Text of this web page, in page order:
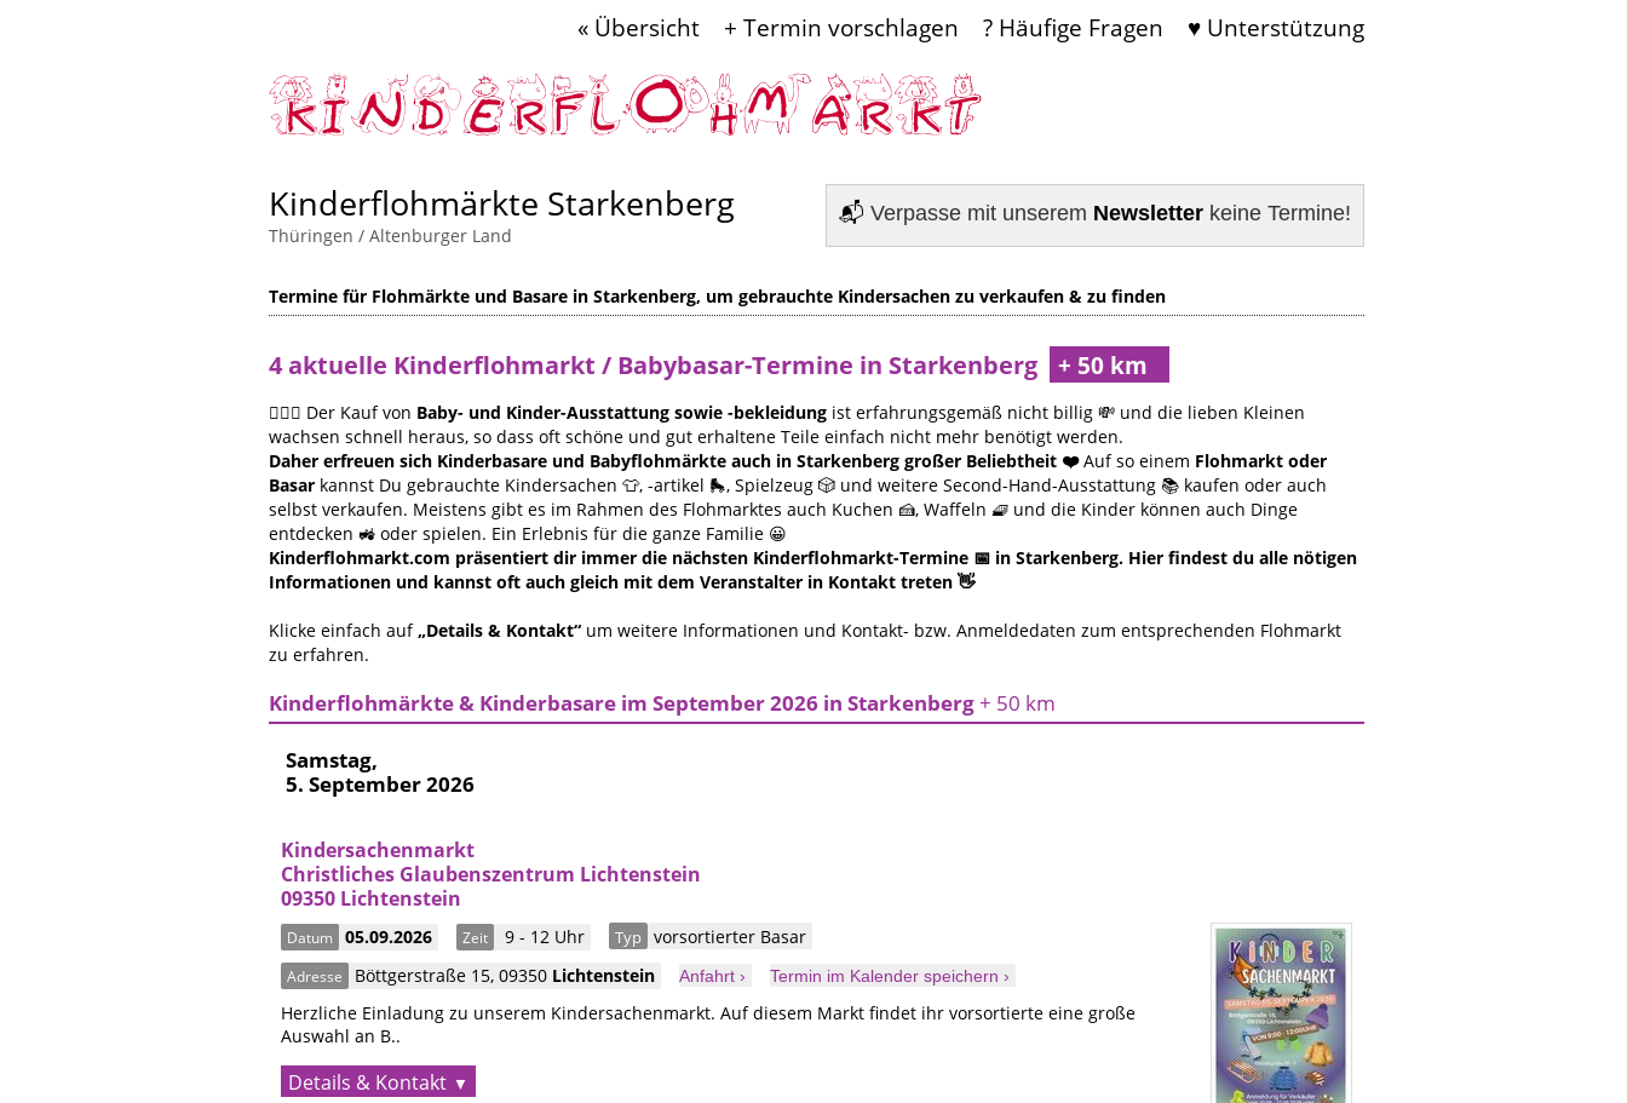
« Übersicht + Termin vorschlagen ? Häufige Fragen ♥ Unterstützung
📬 Verpasse mit unserem Newsletter keine Termine!
Kinderflohmärkte Starkenberg
Thüringen / Altenburger Land
Termine für Flohmärkte und Basare in Starkenberg, um gebrauchte Kindersachen zu verkaufen & zu finden
4 aktuelle Kinderflohmarkt / Babybasar-Termine in Starkenberg
🙋🏻‍♀️ Der Kauf von Baby- und Kinder-Ausstattung sowie -bekleidung ist erfahrungsgemäß nicht billig 💸 und die lieben Kleinen
wachsen schnell heraus, so dass oft schöne und gut erhaltene Teile einfach nicht mehr benötigt werden.
Daher erfreuen sich Kinderbasare und Babyflohmärkte auch in Starkenberg großer Beliebtheit ❤️Auf so einem Flohmarkt oder
Basar kannst Du gebrauchte Kindersachen 👕, -artikel 🛼, Spielzeug 🎲 und weitere Second-Hand-Ausstattung 📚 kaufen oder auch
selbst verkaufen. Meistens gibt es im Rahmen des Flohmarktes auch Kuchen 🍰, Waffeln 🧇 und die Kinder können auch Dinge
entdecken 🚜 oder spielen. Ein Erlebnis für die ganze Familie 😀
Kinderflohmarkt.com präsentiert dir immer die nächsten Kinderflohmarkt-Termine 📅 in Starkenberg. Hier findest du alle nötigen
Informationen und kannst oft auch gleich mit dem Veranstalter in Kontakt treten 👋
Klicke einfach auf„Details & Kontakt“ um weitere Informationen und Kontakt- bzw. Anmeldedaten zum entsprechenden Flohmarkt
zu erfahren.
Kinderflohmärkte & Kinderbasare im September 2026 in Starkenberg+ 50 km
Samstag,
5. September 2026
Kindersachenmarkt
Christliches Glaubenszentrum Lichtenstein
09350 Lichtenstein
Datum 05.09.2026 Zeit 9 - 12 Uhr Typ vorsortierter Basar
Adresse Böttgerstraße 15, 09350 Lichtenstein Anfahrt › Termin im Kalender speichern ›
Herzliche Einladung zu unserem Kindersachenmarkt. Auf diesem Markt findet ihr vorsortierte eine große
Auswahl an B..
Details & Kontakt